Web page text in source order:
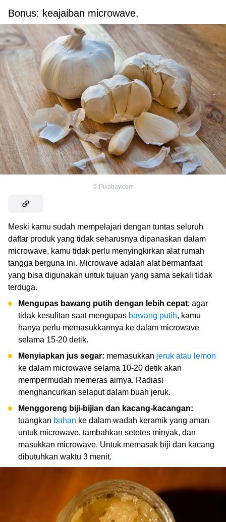
Bonus: keajaiban microwave.
© Pixabay.com
Meski kamu sudah mempelajari dengan tuntas seluruh
daftar produk yang tidak seharusnya dipanaskan dalam
microwave, kamu tidak perlu menyingkirkan alat rumah
tangga berguna ini. Microwave adalah alat bermanfaat
yang bisa digunakan untuk tujuan yang sama sekali tidak
terduga.
Mengupas bawang putih dengan lebih cepat: agar
tidak kesulitan saat mengupas bawang putih, kamu
hanya perlu memasukkannya ke dalam microwave
selama 15-20 detik.
Menyiapkan jus segar: memasukkan jeruk atau lemon
ke dalam microwave selama 10-20 detik akan
mempermudah memeras airnya. Radiasi
menghancurkan selaput dalam buah jeruk.
Menggoreng biji-bijian dan kacang-kacangan:
tuangkan bahan ke dalam wadah keramik yang aman
untuk microwave, tambahkan setetes minyak, dan
masukkan microwave. Untuk memasak biji dan kacang
dibutuhkan waktu 3 menit.